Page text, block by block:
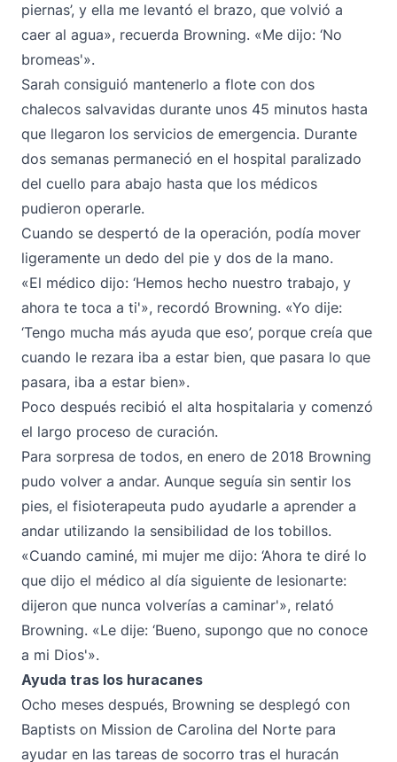
piernas’, y ella me levantó el brazo, que volvió a
caer al agua», recuerda Browning. «Me dijo: ‘No
bromeas'».
Sarah consiguió mantenerlo a flote con dos
chalecos salvavidas durante unos 45 minutos hasta
que llegaron los servicios de emergencia. Durante
dos semanas permaneció en el hospital paralizado
del cuello para abajo hasta que los médicos
pudieron operarle.
Cuando se despertó de la operación, podía mover
ligeramente un dedo del pie y dos de la mano.
«El médico dijo: ‘Hemos hecho nuestro trabajo, y
ahora te toca a ti'», recordó Browning. «Yo dije:
‘Tengo mucha más ayuda que eso’, porque creía que
cuando le rezara iba a estar bien, que pasara lo que
pasara, iba a estar bien».
Poco después recibió el alta hospitalaria y comenzó
el largo proceso de curación.
Para sorpresa de todos, en enero de 2018 Browning
pudo volver a andar. Aunque seguía sin sentir los
pies, el fisioterapeuta pudo ayudarle a aprender a
andar utilizando la sensibilidad de los tobillos.
«Cuando caminé, mi mujer me dijo: ‘Ahora te diré lo
que dijo el médico al día siguiente de lesionarte:
dijeron que nunca volverías a caminar'», relató
Browning. «Le dije: ‘Bueno, supongo que no conoce
a mi Dios'».
Ayuda tras los huracanes
Ocho meses después, Browning se desplegó con
Baptists on Mission de Carolina del Norte para
ayudar en las tareas de socorro tras el huracán